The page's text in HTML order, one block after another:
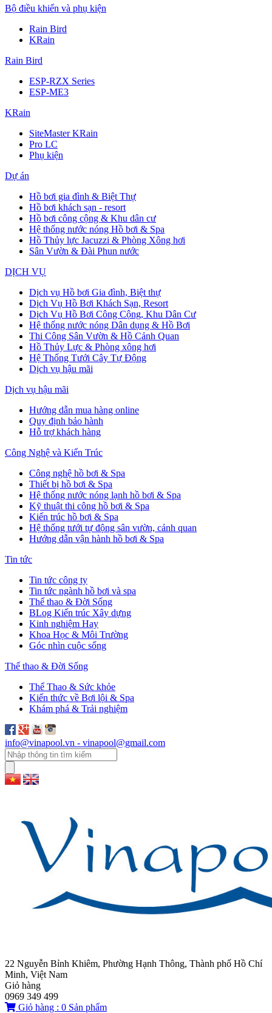
Bộ điều khiển và phụ kiện
Rain Bird
KRain
Rain Bird
ESP-RZX Series
ESP-ME3
KRain
SiteMaster KRain
Pro LC
Phụ kiện
Dự án
Hồ bơi gia đình & Biệt Thự
Hồ bơi khách sạn - resort
Hồ bơi công cộng & Khu dân cư
Hệ thống nước nóng Hồ bơi & Spa
Hồ Thủy lực Jacuzzi & Phòng Xông hơi
Sân Vườn & Đài Phun nước
DỊCH VỤ
Dịch vụ Hồ bơi Gia đình, Biệt thự
Dịch Vụ Hồ Bơi Khách Sạn, Resort
Dịch Vụ Hồ Bơi Công Cộng, Khu Dân Cư
Hệ thống nước nóng Dân dụng & Hồ Bơi
Thi Công Sân Vườn & Hồ Cảnh Quan
Hồ Thủy Lực & Phòng xông hơi
Hệ Thống Tưới Cây Tự Động
Dịch vụ hậu mãi
Dịch vụ hậu mãi
Hướng dẫn mua hàng online
Quy định bảo hành
Hỗ trợ khách hàng
Công Nghệ và Kiến Trúc
Công nghệ hồ bơi & Spa
Thiết bị hồ bơi & Spa
Hệ thống nước nóng lạnh hồ bơi & Spa
Kỹ thuật thi công hồ bơi & Spa
Kiến trúc hồ bơi & Spa
Hệ thống tưới tự động sân vườn, cảnh quan
Hướng dẫn vận hành hồ bơi & Spa
Tin tức
Tin tức công ty
Tin tức ngành hồ bơi và spa
Thể thao & Đời Sống
BLog Kiến trúc Xây dựng
Kinh nghiệm Hay
Khoa Học & Môi Trường
Góc nhìn cuộc sống
Thể thao & Đời Sống
Thể Thao & Sức khỏe
Kiến thức về Bơi lội & Spa
Khám phá & Trải nghiệm
info@vinapool.vn - vinapool@gmail.com
22 Nguyễn Bỉnh Khiêm, Phường Hạnh Thông, Thành phố Hồ Chí
Minh, Việt Nam
Giỏ hàng
0969 349 499
Giỏ hàng : 0 Sản phẩm